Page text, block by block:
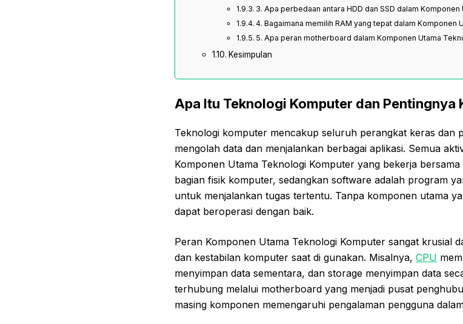
3. Apa perbedaan antara HDD dan SSD dalam
4. Bagaimana memilih RAM yang tepat dalam Komponen
5. Apa peran motherboard dalam Komponen Utama
Kesimpulan
Apa Itu Teknologi Komputer dan Pentingnya
Teknologi komputer mencakup seluruh perangkat keras dan
mengolah data dan menjalankan berbagai aplikasi. Semua
Komponen Utama Teknologi Komputer yang bekerja
bagian fisik komputer, sedangkan software adalah program
untuk menjalankan tugas tertentu. Tanpa komponen utama
dapat beroperasi dengan baik.
Peran Komponen Utama Teknologi Komputer sangat krusial
dan kestabilan komputer saat di gunakan. Misalnya, CPU
menyimpan data sementara, dan storage menyimpan data
terhubung melalui motherboard yang menjadi pusat
masing komponen memengaruhi pengalaman pengguna